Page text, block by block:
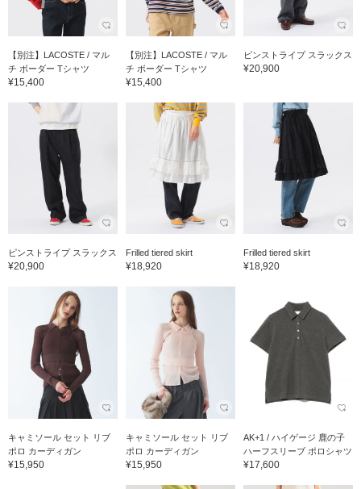
【別注】LACOSTE / マル
チ ボーダー Tシャツ
¥15,400
【別注】LACOSTE / マル
チ ボーダー Tシャツ
¥15,400
ピンストライプ スラックス
¥20,900
ピンストライプ スラックス
¥20,900
Frilled tiered skirt
¥18,920
Frilled tiered skirt
¥18,920
キャミソール セット リブ
ポロ カーディガン
¥15,950
キャミソール セット リブ
ポロ カーディガン
¥15,950
AK+1 / ハイゲージ 鹿の子
ハーフスリーブ ポロシャツ
¥17,600